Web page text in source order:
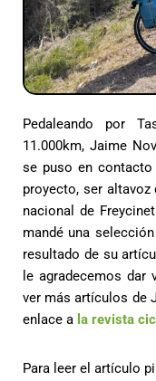
Pedaleando por
11.000km, Jaime
se puso en
proyecto, ser
nacional de
mandé una
resultado de su
le agradecemos dar
ver más artículos de
enlace a la revista
Para leer el artículo